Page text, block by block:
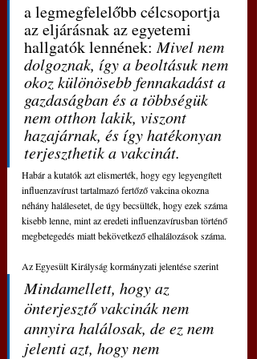
a legmegfelelőbb célcsoportja
az eljárásnak az egyetemi
hallgatók lennének: Mivel nem
dolgoznak, így a beoltásuk nem
okoz különösebb fennakadást a
gazdaságban és a többségük
nem otthon lakik, viszont
hazajárnak, és így hatékonyan
terjeszthetik a vakcinát.
Habár a kutatók azt elismerték, hogy egy legyengített
influenzavírust tartalmazó fertőző vakcina okozna
néhány halálesetet, de úgy becsülték, hogy ezek száma
kisebb lenne, mint az eredeti influenzavírusban történő
megbetegedés miatt bekövetkező elhalálozások száma.
Az Egyesült Királyság kormányzati jelentése szerint
Mindamellett, hogy az
önterjesztő vakcinák nem
annyira halálosak, de ez nem
jelenti azt, hogy nem